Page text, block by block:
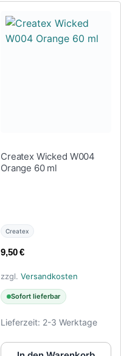
Createx Wicked W004
Orange 60 ml
Createx
9,50€
zzgl. Versandkosten
Sofort lieferbar
Lieferzeit: 2-3 Werktage